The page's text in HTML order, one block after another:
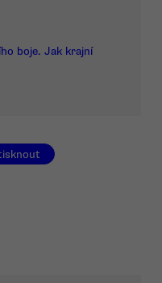
boje. Jak krajní